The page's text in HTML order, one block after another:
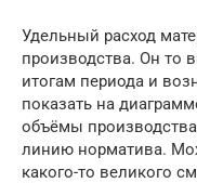
Удельный расход
производства. Он то
итогам периода и
показать на
объёмы
линию норматива.
какого-то великого